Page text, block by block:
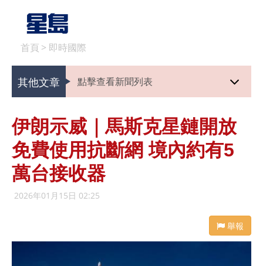
首頁 > 即時國際
其他文章 點擊查看新聞列表
伊朗示威｜馬斯克星鏈開放
免費使用抗斷網 境內約有5
萬台接收器
2026年01月15日 02:25
舉報